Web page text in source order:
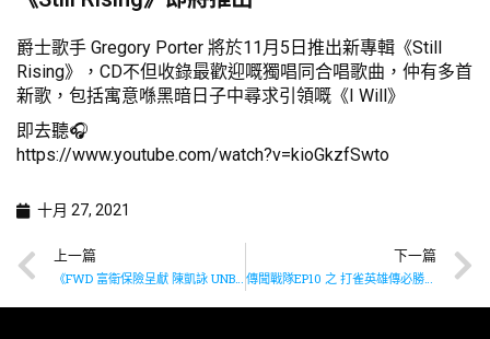
爵士歌手 Gregory Porter 將於11月5日推出新專輯《Still
Rising》，CD不但收錄最歡迎嘅獨唱同合唱歌曲，仲有多首
新歌，包括寓意喺黑暗日子中尋求引領嘅《I Will》
即去聽🎧
https://www.youtube.com/watch?v=kioGkzfSwto
十月 27, 2021
上一篇
《FWD 富衛保險呈獻 陳凱詠 UNBORDERED 演唱會》
下一篇
傳聞戰隊EP10 之 打雀英雄傳必勝秘藉